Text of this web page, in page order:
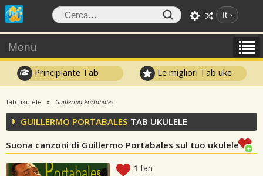
It
Menu
Principiante Tab Le migliori Tab uke
Tab ukulele Guillermo Portabales
GUILLERMO PORTABALES TAB UKULELE
Suona canzoni di Guillermo Portabales sul tuo ukulele
1 fan